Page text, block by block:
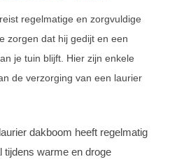
regelmatige en zorgvuldige
zorgen dat hij gedijt en een
je tuin blijft. Hier zijn enkele
de verzorging van een laurier
dakboom heeft regelmatig
tijdens warme en droge